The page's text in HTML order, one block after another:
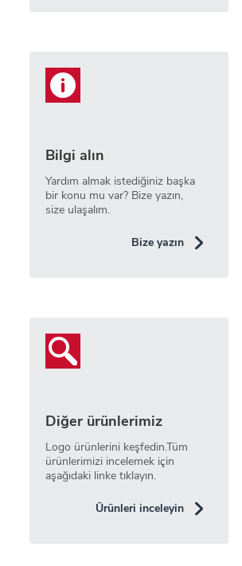
Bilgi alın
Yardım almak istediğiniz başka
bir konu mu var? Bize yazın,
size ulaşalım.
Bize yazın
Diğer ürünlerimiz
Logo ürünlerini keşfedin.Tüm
ürünlerimizi incelemek için
aşağıdaki linke tıklayın.
Ürünleri inceleyin